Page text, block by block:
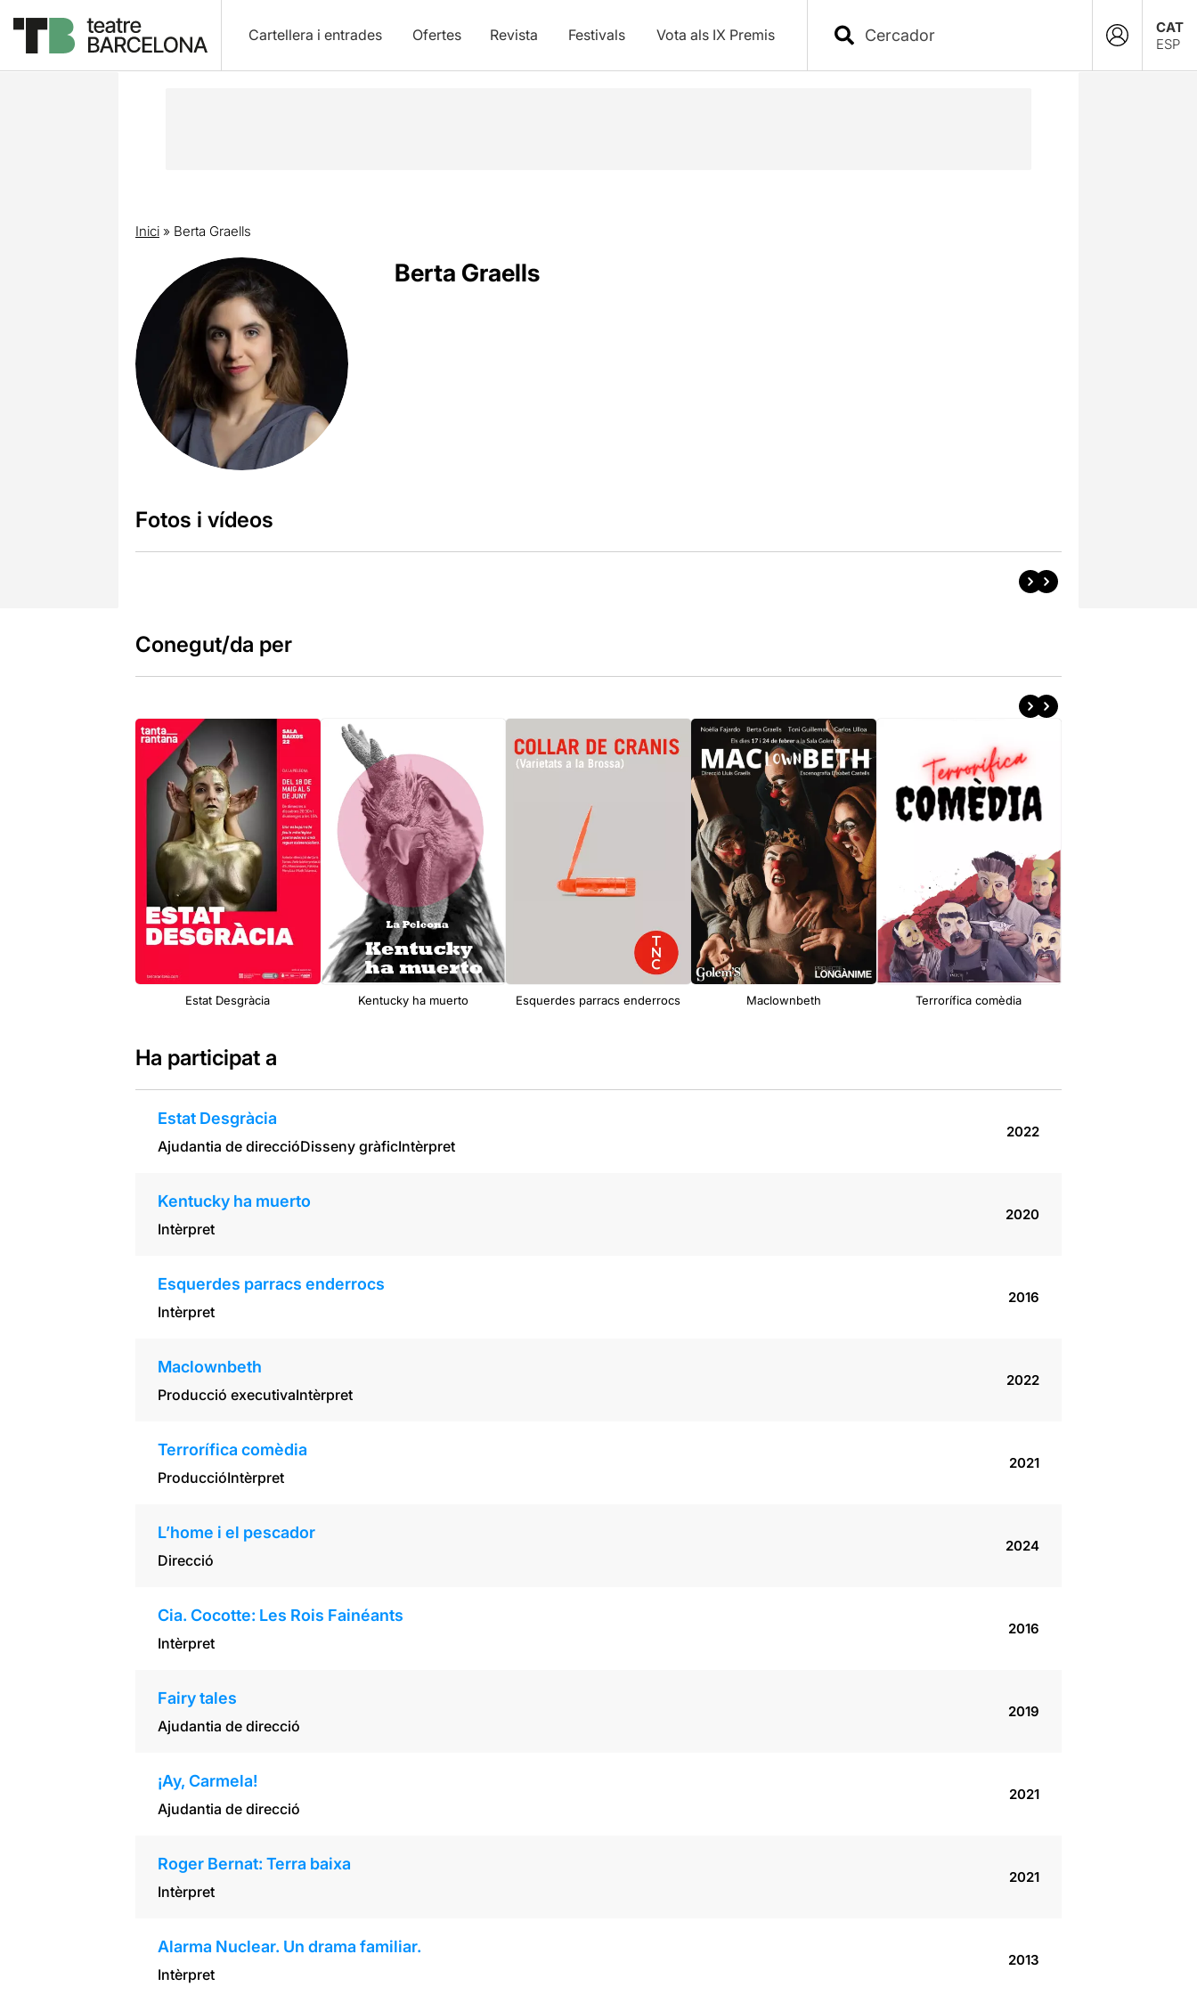
Cartellera i entrades Ofertes Revista Festivals Vota als IX Premis
CAT
ESP
Inici» Berta Graells
Berta Graells
Fotos i vídeos
Conegut/da per
Estat Desgràcia Kentucky ha muerto Esquerdes parracs enderrocs Maclownbeth Terrorífica comèdia
Ha participat a
Estat Desgràcia
Ajudantia de direccióDisseny gràficIntèrpret
2022
Kentucky ha muerto
Intèrpret
2020
Esquerdes parracs enderrocs
Intèrpret
2016
Maclownbeth
Producció executivaIntèrpret
2022
Terrorífica comèdia
ProduccióIntèrpret
2021
L’home i el pescador
Direcció
2024
Cia. Cocotte: Les Rois Fainéants
Intèrpret
2016
Fairy tales
Ajudantia de direcció
2019
¡Ay, Carmela!
Ajudantia de direcció
2021
Roger Bernat: Terra baixa
Intèrpret
2021
Alarma Nuclear. Un drama familiar.
Intèrpret
2013